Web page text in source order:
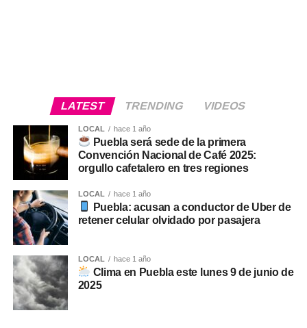
LATEST TRENDING VIDEOS
LOCAL hace 1 año
Puebla será sede de la primera
Convención Nacional de Café 2025:
orgullo cafetalero en tres regiones
LOCAL hace 1 año
Puebla: acusan a conductor de Uber de
retener celular olvidado por pasajera
LOCAL hace 1 año
Clima en Puebla este lunes 9 de junio de
2025